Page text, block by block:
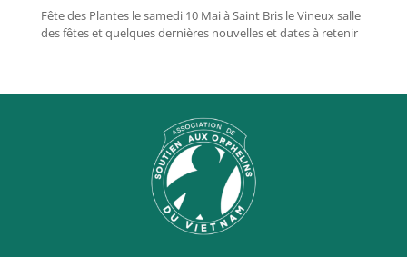
Fête des Plantes le samedi 10 Mai à Saint Bris le Vineux salle
des fêtes et quelques dernières nouvelles et dates à retenir